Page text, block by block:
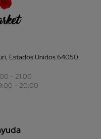
Estados Unidos 64050.
– 21:00
– 20:00